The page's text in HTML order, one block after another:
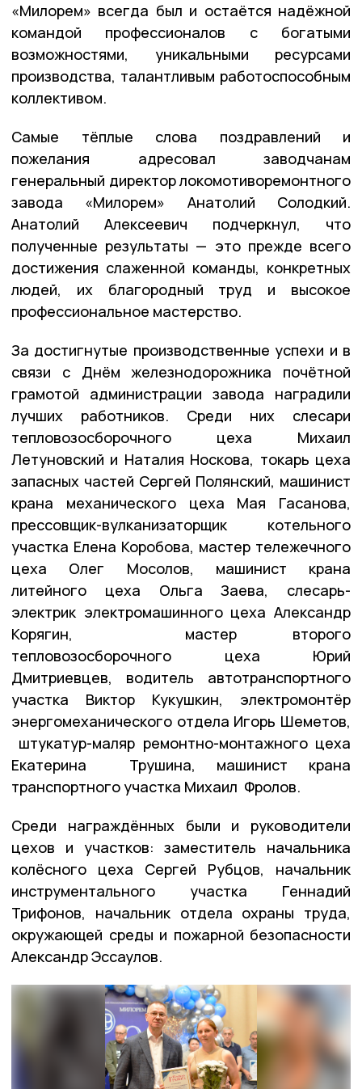
«Милорем» всегда был и остаётся надёжной
командой профессионалов с богатыми
возможностями, уникальными ресурсами
производства, талантливым работоспособным
коллективом.
Самые тёплые слова поздравлений и
пожелания адресовал заводчанам
генеральный директор локомотиворемонтного
завода «Милорем» Анатолий Солодкий.
Анатолий Алексеевич подчеркнул, что
полученные результаты — это прежде всего
достижения слаженной команды, конкретных
людей, их благородный труд и высокое
профессиональное мастерство.
За достигнутые производственные успехи и в
связи с Днём железнодорожника почётной
грамотой администрации завода наградили
лучших работников. Среди них слесари
тепловозосборочного цеха Михаил
Летуновский и Наталия Носкова, токарь цеха
запасных частей Сергей Полянский, машинист
крана механического цеха Мая Гасанова,
прессовщик-вулканизаторщик котельного
участка Елена Коробова, мастер тележечного
цеха Олег Мосолов, машинист крана
литейного цеха Ольга Заева, слесарь-
электрик электромашинного цеха Александр
Корягин, мастер второго
тепловозосборочного цеха Юрий
Дмитриевцев, водитель автотранспортного
участка Виктор Кукушкин, электромонтëр
энергомеханического отдела Игорь Шеметов,
штукатур-маляр ремонтно-монтажного цеха
Екатерина Трушина, машинист крана
транспортного участка Михаил Фролов.
Среди награждённых были и руководители
цехов и участков: заместитель начальника
колёсного цеха Сергей Рубцов, начальник
инструментального участка Геннадий
Трифонов, начальник отдела охраны труда,
окружающей среды и пожарной безопасности
Александр Эссаулов.